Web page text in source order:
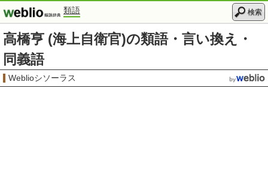
類語 検索
高橋亨 (海上自衛官)の類語・言い換え・
同義語
Weblioシソーラス